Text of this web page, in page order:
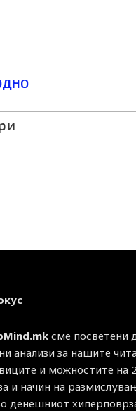
сме посветени
анализи за нашите
и можностите на
и начин на
денешниот